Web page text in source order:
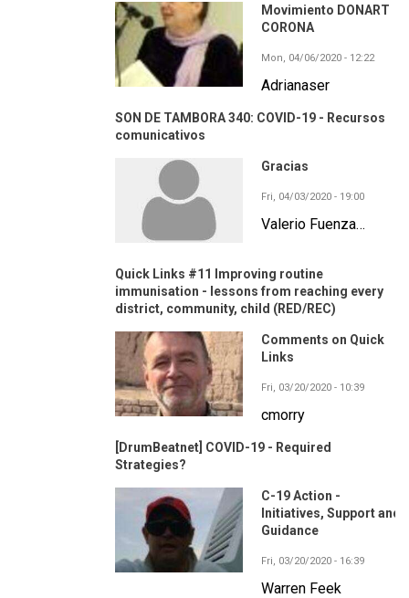
Movimiento DONART
CORONA
Mon, 04/06/2020 - 12:22
Adrianaser
SON DE TAMBORA 340: COVID-19 - Recursos
comunicativos
Gracias
Fri, 04/03/2020 - 19:00
Valerio Fuenza…
Quick Links #11 Improving routine
immunisation - lessons from reaching every
district, community, child (RED/REC)
Comments on Quick
Links
Fri, 03/20/2020 - 10:39
cmorry
[DrumBeatnet] COVID-19 - Required
Strategies?
C-19 Action -
Initiatives, Support and
Guidance
Fri, 03/20/2020 - 16:39
Warren Feek